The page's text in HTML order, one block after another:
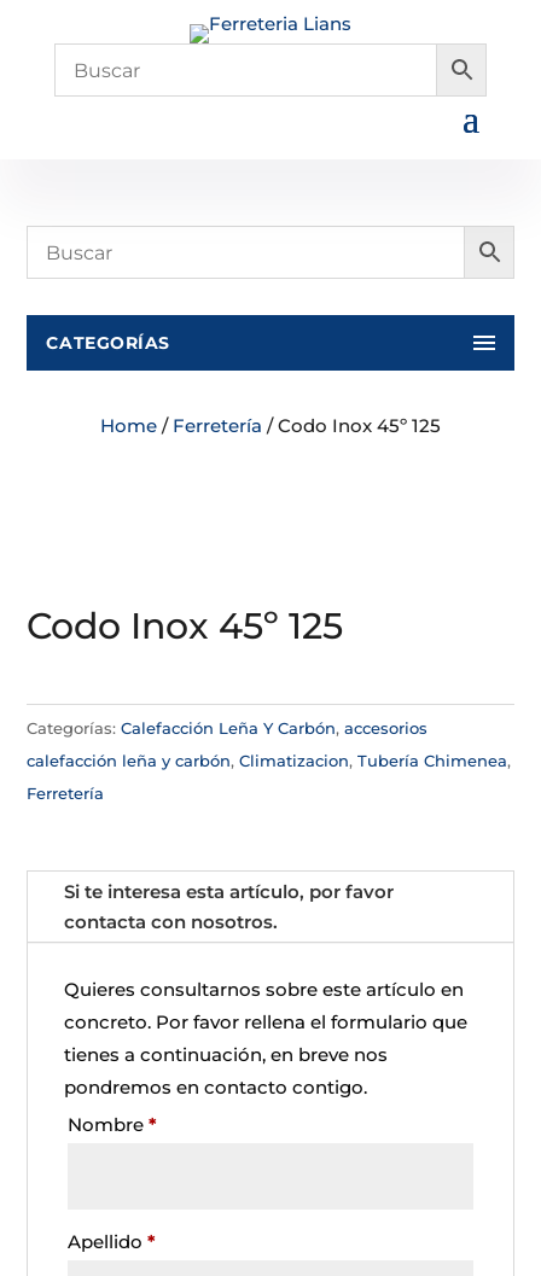
CATEGORÍAS
Home / Ferretería / Codo Inox 45º 125
Codo Inox 45º 125
Categorías:Calefacción Leña Y Carbón,accesorios
calefacción leña y carbón,Climatizacion,Tubería Chimenea,
Ferretería
Si te interesa esta artículo, por favor
contacta con nosotros.
Quieres consultarnos sobre este artículo en
concreto. Por favor rellena el formulario que
tienes a continuación, en breve nos
pondremos en contacto contigo.
Nombre*
Apellido*